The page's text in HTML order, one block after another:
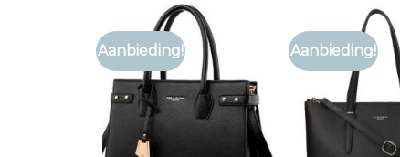
Aanbieding! Aanbieding!